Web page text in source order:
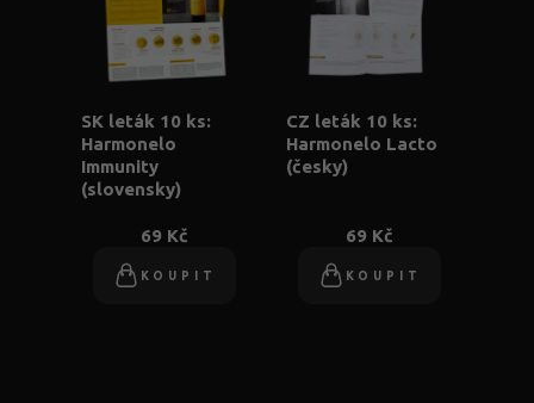
SK leták 10 ks:
Harmonelo
Immunity
(slovensky)
69 Kč
KOUPIT
CZ leták 10 ks:
Harmonelo Lacto
(česky)
69 Kč
KOUPIT